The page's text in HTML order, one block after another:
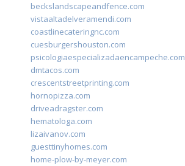
beckslandscapeandfence.com
vistaaltadelveramendi.com
coastlinecateringnc.com
cuesburgershouston.com
psicologiaespecializadaencampeche.com
dmtacos.com
crescentstreetprinting.com
hornopizza.com
driveadragster.com
hematologa.com
lizaivanov.com
guesttinyhomes.com
home-plow-by-meyer.com